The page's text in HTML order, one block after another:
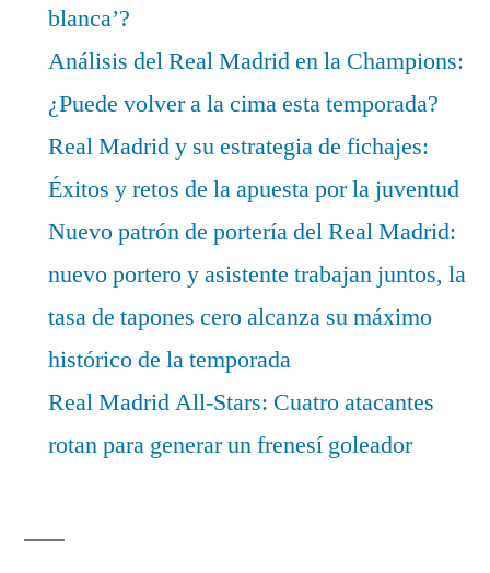
blanca’?
Análisis del Real Madrid en la Champions:
¿Puede volver a la cima esta temporada?
Real Madrid y su estrategia de fichajes:
Éxitos y retos de la apuesta por la juventud
Nuevo patrón de portería del Real Madrid:
nuevo portero y asistente trabajan juntos, la
tasa de tapones cero alcanza su máximo
histórico de la temporada
Real Madrid All-Stars: Cuatro atacantes
rotan para generar un frenesí goleador